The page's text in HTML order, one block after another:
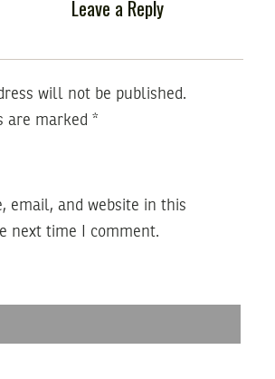
Leave a Reply
will not be published.
are marked *
email, and website in this
next time I comment.